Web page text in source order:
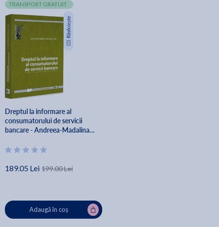
TRANSPORT GRATUIT
Dreptul la informare al
consumatorului de servicii
bancare - Andreea-Madalina
189.05 Lei 199.00 Lei
Adaugă în coș